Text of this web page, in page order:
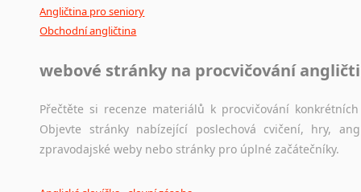
Angličtina pro seniory
Obchodní angličtina
webové stránky na procvičování
Přečtěte si recenze materiálů k procvičování
Objevte stránky nabízející poslechová cvičení, hry,
zpravodajské weby nebo stránky pro úplné začátečníky.